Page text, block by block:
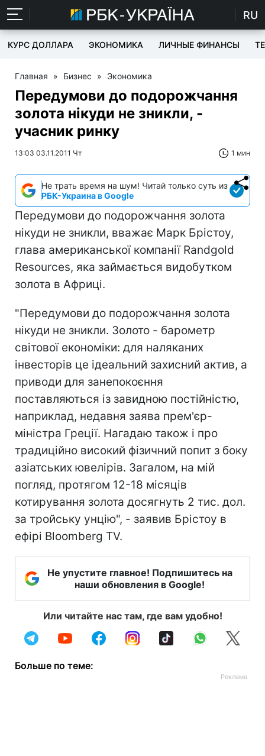
RU
КУРС ДОЛЛАРА ЭКОНОМИКА ЛИЧНЫЕ ФИНАНСЫ
Главная » Бизнес » Экономика
Передумови до подорожчання
золота нікуди не зникли, -
учасник ринку
13:03 03.11.2011 Чт 1 мин
Не трать время на шум! Читай только суть из
РБК-Украина в Google
Передумови до подорожчання золота
нікуди не зникли, вважає Марк Брістоу,
глава американської компанії Randgold
Resources, яка займається видобутком
золота в Африці.
"Передумови до подорожчання золота
нікуди не зникли. Золото - барометр
світової економіки: для наляканих
інвесторів це ідеальний захисний актив, а
приводи для занепокоєння
поставляються із завидною постійністю,
наприклад, недавня заява прем'єр-
міністра Греції. Нагадаю також і про
традиційно високий фізичний попит з боку
азіатських ювелірів. Загалом, на мій
погляд, протягом 12-18 місяців
котирування золота досягнуть 2 тис. дол.
за тройську унцію", - заявив Брістоу в
ефірі Bloomberg TV.
Не упустите главное! Подпишитесь на
наши обновления в Google!
Или читайте нас там, где вам удобно!
Больше по теме: